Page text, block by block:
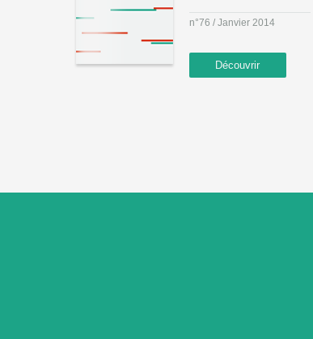
n°76 / Janvier 2014
Découvrir